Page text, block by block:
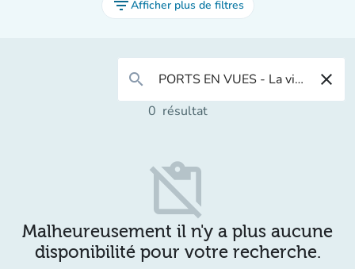
filter_listAfficher plus de filtres
search close
0 résultat
content_paste_off
Malheureusement il n'y a plus aucune
disponibilité pour votre recherche.